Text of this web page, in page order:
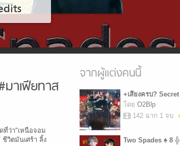
าเฟียทาส
ที่ว่า"เหนือจอม
วิตมันเศร้า ลิ้ง
จากผู้แต่งคนนี้
+เสียงครบ?
โดย O2Blp
142 ฉาก 1 จบ
Two Spades ♠ 8